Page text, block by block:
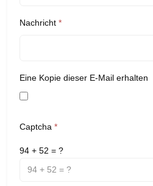
Nachricht *
Eine Kopie dieser E-Mail erhalten
Captcha *
94 + 52 = ?